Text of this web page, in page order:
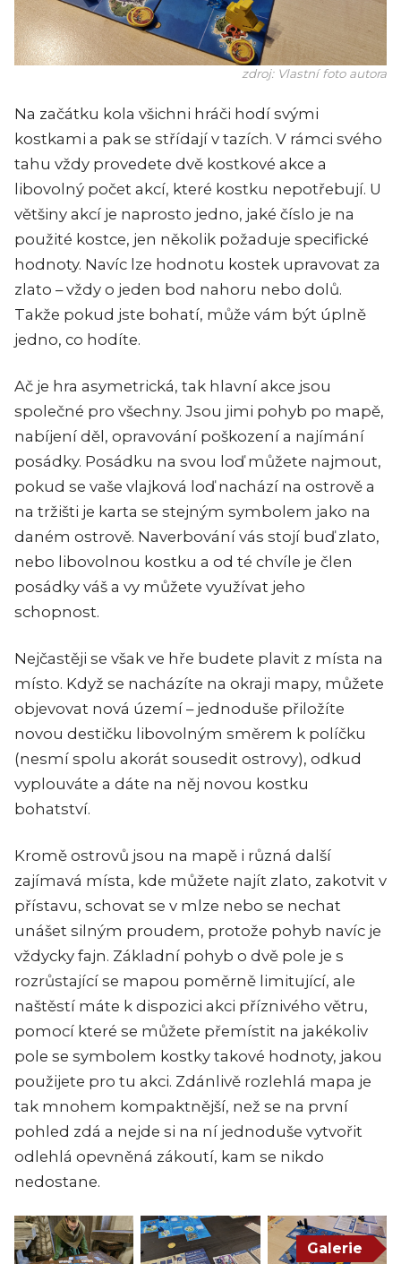
zdroj: Vlastní foto autora
Na začátku kola všichni hráči hodí svými
kostkami a pak se střídají v tazích. V rámci svého
tahu vždy provedete dvě kostkové akce a
libovolný počet akcí, které kostku nepotřebují. U
většiny akcí je naprosto jedno, jaké číslo je na
použité kostce, jen několik požaduje specifické
hodnoty. Navíc lze hodnotu kostek upravovat za
zlato – vždy o jeden bod nahoru nebo dolů.
Takže pokud jste bohatí, může vám být úplně
jedno, co hodíte.
Ač je hra asymetrická, tak hlavní akce jsou
společné pro všechny. Jsou jimi pohyb po mapě,
nabíjení děl, opravování poškození a najímání
posádky. Posádku na svou loď můžete najmout,
pokud se vaše vlajková loď nachází na ostrově a
na tržišti je karta se stejným symbolem jako na
daném ostrově. Naverbování vás stojí buď zlato,
nebo libovolnou kostku a od té chvíle je člen
posádky váš a vy můžete využívat jeho
schopnost.
Nejčastěji se však ve hře budete plavit z místa na
místo. Když se nacházíte na okraji mapy, můžete
objevovat nová území – jednoduše přiložíte
novou destičku libovolným směrem k políčku
(nesmí spolu akorát sousedit ostrovy), odkud
vyplouváte a dáte na něj novou kostku
bohatství.
Kromě ostrovů jsou na mapě i různá další
zajímavá místa, kde můžete najít zlato, zakotvit v
přístavu, schovat se v mlze nebo se nechat
unášet silným proudem, protože pohyb navíc je
vždycky fajn. Základní pohyb o dvě pole je s
rozrůstající se mapou poměrně limitující, ale
naštěstí máte k dispozici akci příznivého větru,
pomocí které se můžete přemístit na jakékoliv
pole se symbolem kostky takové hodnoty, jakou
použijete pro tu akci. Zdánlivě rozlehlá mapa je
tak mnohem kompaktnější, než se na první
pohled zdá a nejde si na ní jednoduše vytvořit
odlehlá opevněná zákoutí, kam se nikdo
nedostane.
Galerie